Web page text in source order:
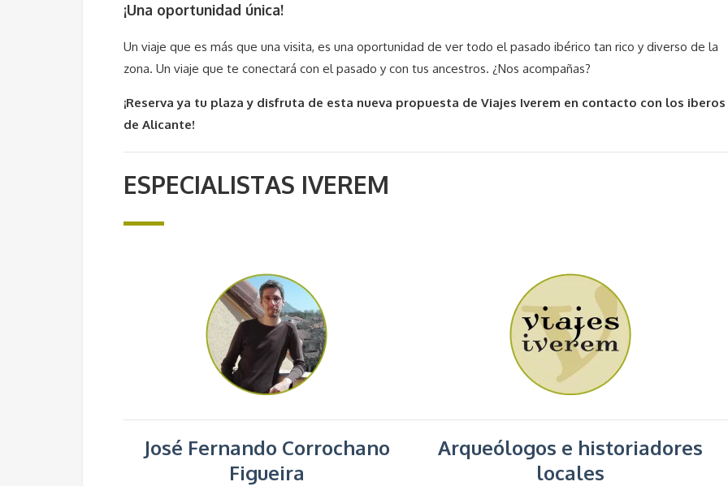
¡Una oportunidad única!
Un viaje que es más que una visita, es una oportunidad de ver todo el pasado ibérico tan rico y diverso de la
zona. Un viaje que te conectará con el pasado y con tus ancestros. ¿Nos acompañas?
¡Reserva ya tu plaza y disfruta de esta nueva propuesta de Viajes Iverem en contacto con los iberos
de Alicante!
ESPECIALISTAS IVEREM
José Fernando Corrochano
Figueira
Arqueólogos e historiadores
locales